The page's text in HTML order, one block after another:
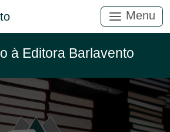
Menu
à Editora Barlavento